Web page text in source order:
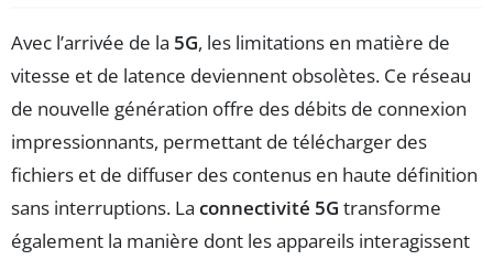
Avec l’arrivée de la 5G, les limitations en matière de
vitesse et de latence deviennent obsolètes. Ce réseau
de nouvelle génération offre des débits de connexion
impressionnants, permettant de télécharger des
fichiers et de diffuser des contenus en haute définition
sans interruptions. La connectivité 5G transforme
également la manière dont les appareils interagissent